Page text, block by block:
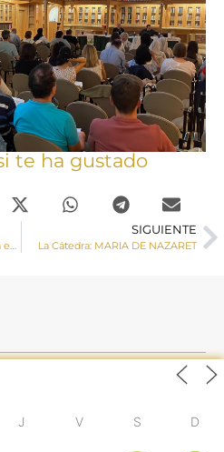
te ha gustado
El Sr. Obispo oficia la Santa Misa en la Fiesta de la Virgen de la Estrella de Buenache de Alarcón
SIGUIENTE
La Cátedra: MARIA DE NAZARET
J V S D